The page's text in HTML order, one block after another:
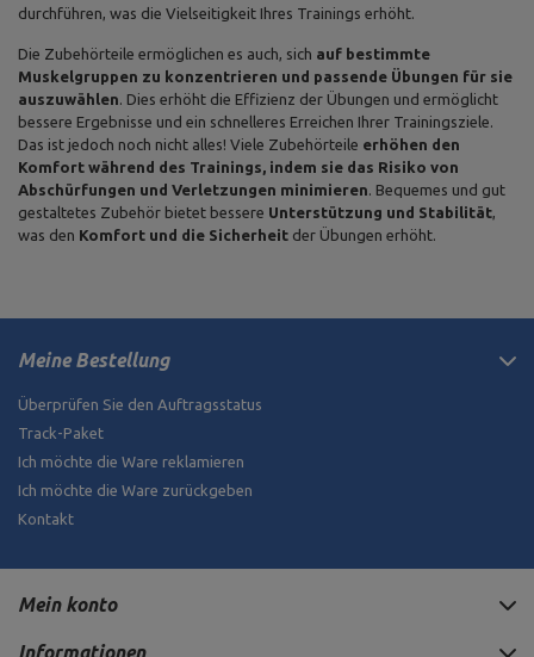
durchführen, was die Vielseitigkeit Ihres Trainings erhöht.
Die Zubehörteile ermöglichen es auch, sich auf bestimmte
Muskelgruppen zu konzentrieren und passende Übungen für sie
auszuwählen. Dies erhöht die Effizienz der Übungen und ermöglicht
bessere Ergebnisse und ein schnelleres Erreichen Ihrer Trainingsziele.
Das ist jedoch noch nicht alles! Viele Zubehörteile erhöhen den
Komfort während des Trainings, indem sie das Risiko von
Abschürfungen und Verletzungen minimieren. Bequemes und gut
gestaltetes Zubehör bietet bessere Unterstützung und Stabilität,
was den Komfort und die Sicherheit der Übungen erhöht.
Meine Bestellung
Überprüfen Sie den Auftragsstatus
Track-Paket
Ich möchte die Ware reklamieren
Ich möchte die Ware zurückgeben
Kontakt
Mein konto
Informationen